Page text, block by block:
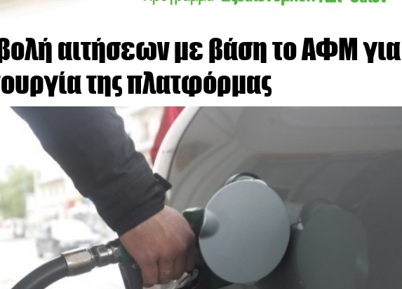
αιτήσεων με βάση το ΑΦΜ για
της πλατφόρμας